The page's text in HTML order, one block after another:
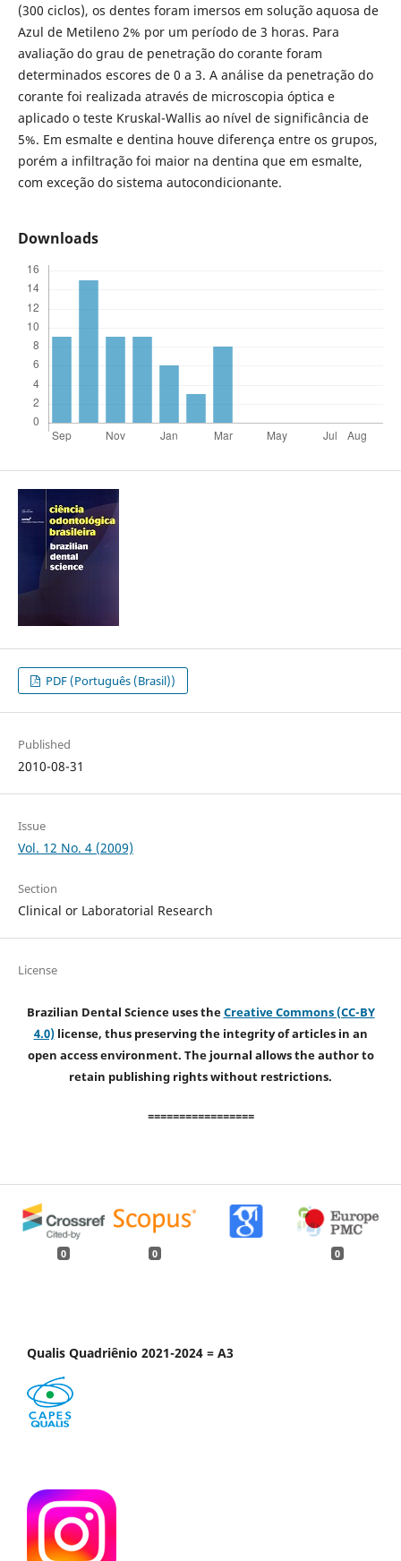
(300 ciclos), os dentes foram imersos em solução aquosa de
Azul de Metileno 2% por um período de 3 horas. Para
avaliação do grau de penetração do corante foram
determinados escores de 0 a 3. A análise da penetração do
corante foi realizada através de microscopia óptica e
aplicado o teste Kruskal-Wallis ao nível de significância de
5%. Em esmalte e dentina houve diferença entre os grupos,
porém a infiltração foi maior na dentina que em esmalte,
com exceção do sistema autocondicionante.
Downloads
PDF (Português (Brasil))
Published
2010-08-31
Issue
Vol. 12 No. 4 (2009)
Section
Clinical or Laboratorial Research
License
Brazilian Dental Science uses theCreative Commons (CC-BY
4.0)license, thus preserving the integrity of articles in an
open access environment. The journal allows the author to
retain publishing rights without restrictions.
=================
0 0 0
Qualis Quadriênio 2021-2024 = A3